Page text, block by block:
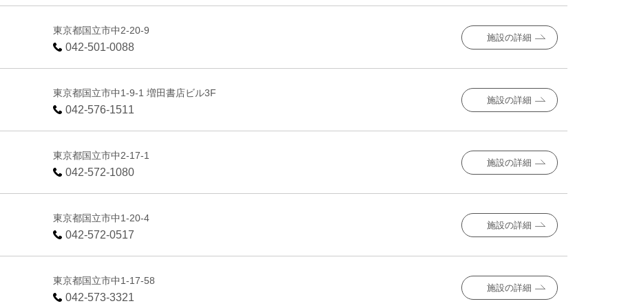
東京都国立市中2-20-9
042-501-0088
施設の詳細
東京都国立市中1-9-1 増田書店ビル3F
042-576-1511
施設の詳細
東京都国立市中2-17-1
042-572-1080
施設の詳細
東京都国立市中1-20-4
042-572-0517
施設の詳細
東京都国立市中1-17-58
042-573-3321
施設の詳細